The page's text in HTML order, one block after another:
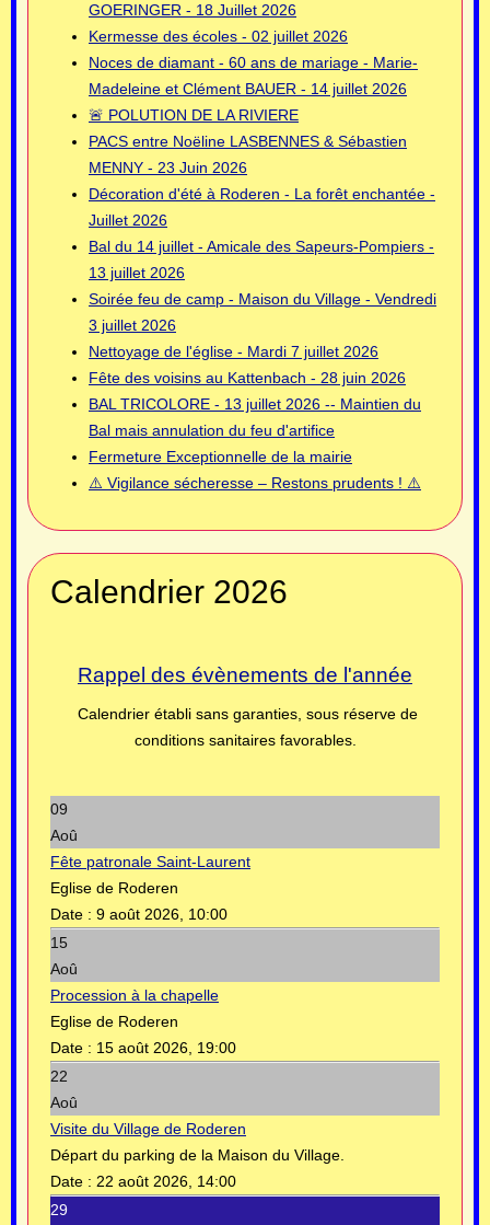
GOERINGER - 18 Juillet 2026
Kermesse des écoles - 02 juillet 2026
Noces de diamant - 60 ans de mariage - Marie-
Madeleine et Clément BAUER - 14 juillet 2026
🚨 POLUTION DE LA RIVIERE
PACS entre Noëline LASBENNES & Sébastien
MENNY - 23 Juin 2026
Décoration d'été à Roderen - La forêt enchantée -
Juillet 2026
Bal du 14 juillet - Amicale des Sapeurs-Pompiers -
13 juillet 2026
Soirée feu de camp - Maison du Village - Vendredi
3 juillet 2026
Nettoyage de l'église - Mardi 7 juillet 2026
Fête des voisins au Kattenbach - 28 juin 2026
BAL TRICOLORE - 13 juillet 2026 -- Maintien du
Bal mais annulation du feu d'artifice
Fermeture Exceptionnelle de la mairie
⚠️ Vigilance sécheresse – Restons prudents ! ⚠️
Calendrier 2026
Rappel des évènements de l'année
Calendrier établi sans garanties, sous réserve de
conditions sanitaires favorables.
09
Aoû
Fête patronale Saint-Laurent
Eglise de Roderen
Date : 9 août 2026, 10:00
15
Aoû
Procession à la chapelle
Eglise de Roderen
Date : 15 août 2026, 19:00
22
Aoû
Visite du Village de Roderen
Départ du parking de la Maison du Village.
Date : 22 août 2026, 14:00
29